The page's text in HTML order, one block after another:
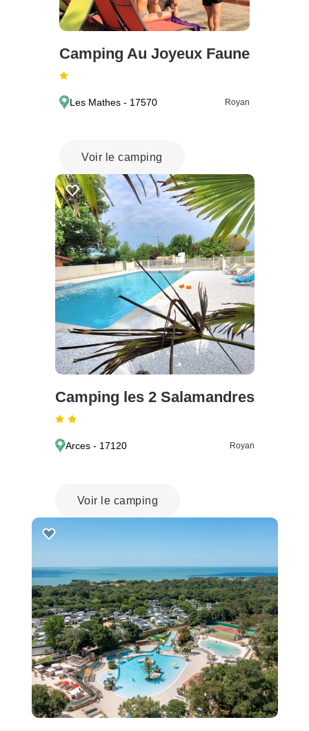
Camping Au Joyeux Faune
Les Mathes - 17570 Royan
Voir le camping
Camping les 2 Salamandres
Arces - 17120 Royan
Voir le camping